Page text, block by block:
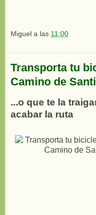
Miguel a las 11:00
Transporta tu
Camino de
...o que te la
acabar la ruta